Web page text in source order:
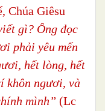
Chúa Giêsu
gì? Ông đọc
phải yêu mến
hết lòng, hết
khôn ngươi, và
mình” (Lc